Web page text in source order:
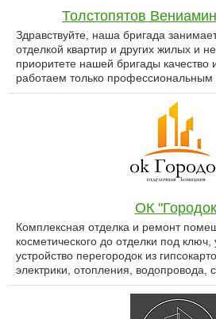
Толстопятов
Здравствуйте, наша бригада
отделкой квартир и других жилых и
приоритете нашей бригады
работаем только профессиональным
ОК
Комплексная отделка и ремонт
косметического до отделки под ключ,
устройство перегородок из
электрики, отопления, водопровода,